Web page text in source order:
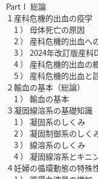
PartⅠ 総論
１産科危機的出血の疫学
1 ） 母体死亡の原因
2 ） 産科危機的出血へ
3 ） 2024年改訂版産科
4 ） 産科危機的出血の
5 ） 産科危機的出血と
２輸血の基本（総論）
1 ） 輸血の基本
３凝固線溶系の基礎知識
1 ） 凝固系のしくみ
2 ） 凝固制御系のしく
3 ） 線溶系のしくみ
4 ） 凝固線溶系とキニ
４妊婦の循環動態の特殊